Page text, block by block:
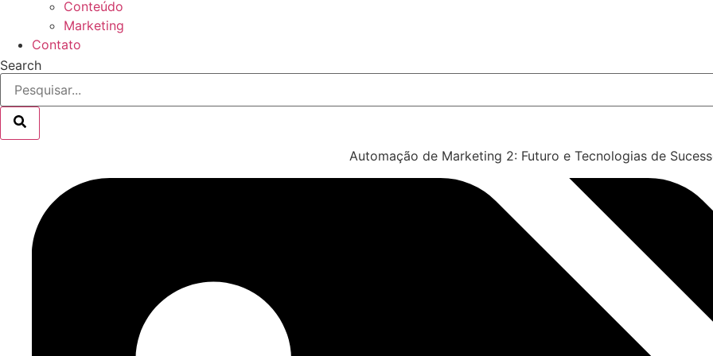
Conteúdo
Marketing
Contato
Search
Automação de Marketing 2: Futuro e Tecnologias de